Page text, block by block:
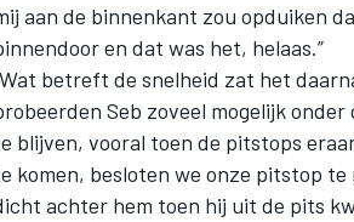
aan de binnenkant zou opduiken
en dat was het, helaas.”
betreft de snelheid zat het
Seb zoveel mogelijk
blijven, vooral toen de pitstops
komen, besloten we onze pitstop
achter hem toen hij uit de pits